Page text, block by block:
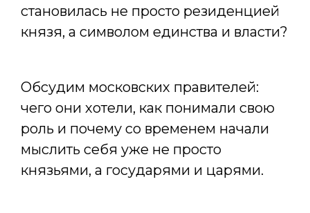
становилась не просто резиденцией
князя, а символом единства и власти?
Обсудим московских правителей:
чего они хотели, как понимали свою
роль и почему со временем начали
мыслить себя уже не просто
князьями, а государями и царями.